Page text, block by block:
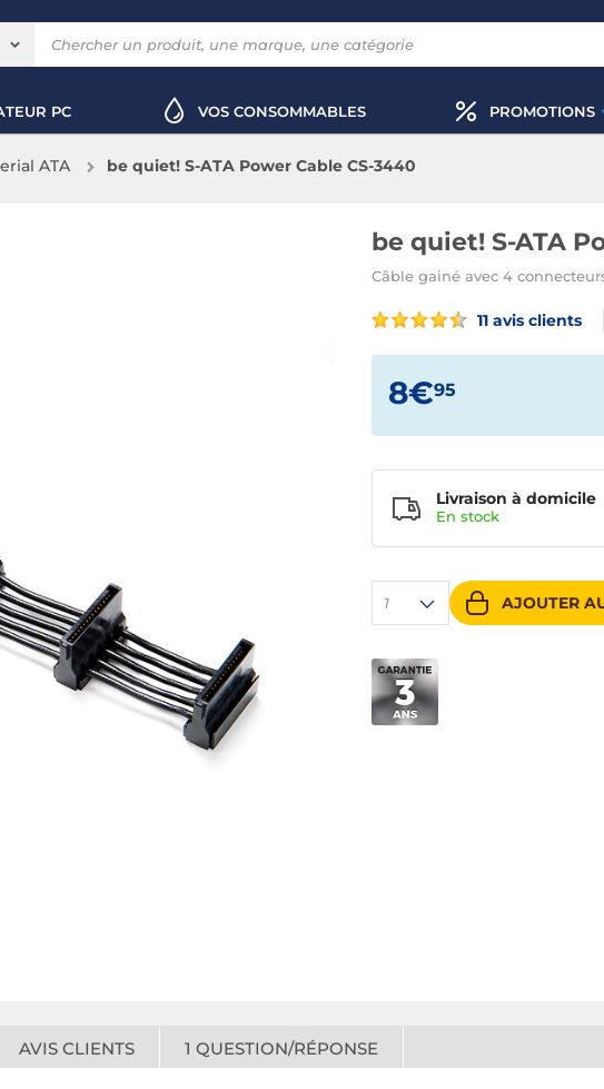
PC VOS CONSOMMABLES PROMOTIONS
ATA be quiet! S-ATA Power Cable CS-3440
be quiet! S-ATA
Câble gainé avec 4
11 avis clients
8€95
1 AJOUTER
Livraison à domicile
En stock
AVIS CLIENTS 1 QUESTION/RÉPONSE